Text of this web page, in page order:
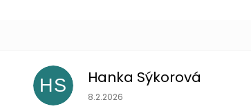
HS Hanka Sýkorová
Hodnocení obchodu je 5 z 5
8.2.2026